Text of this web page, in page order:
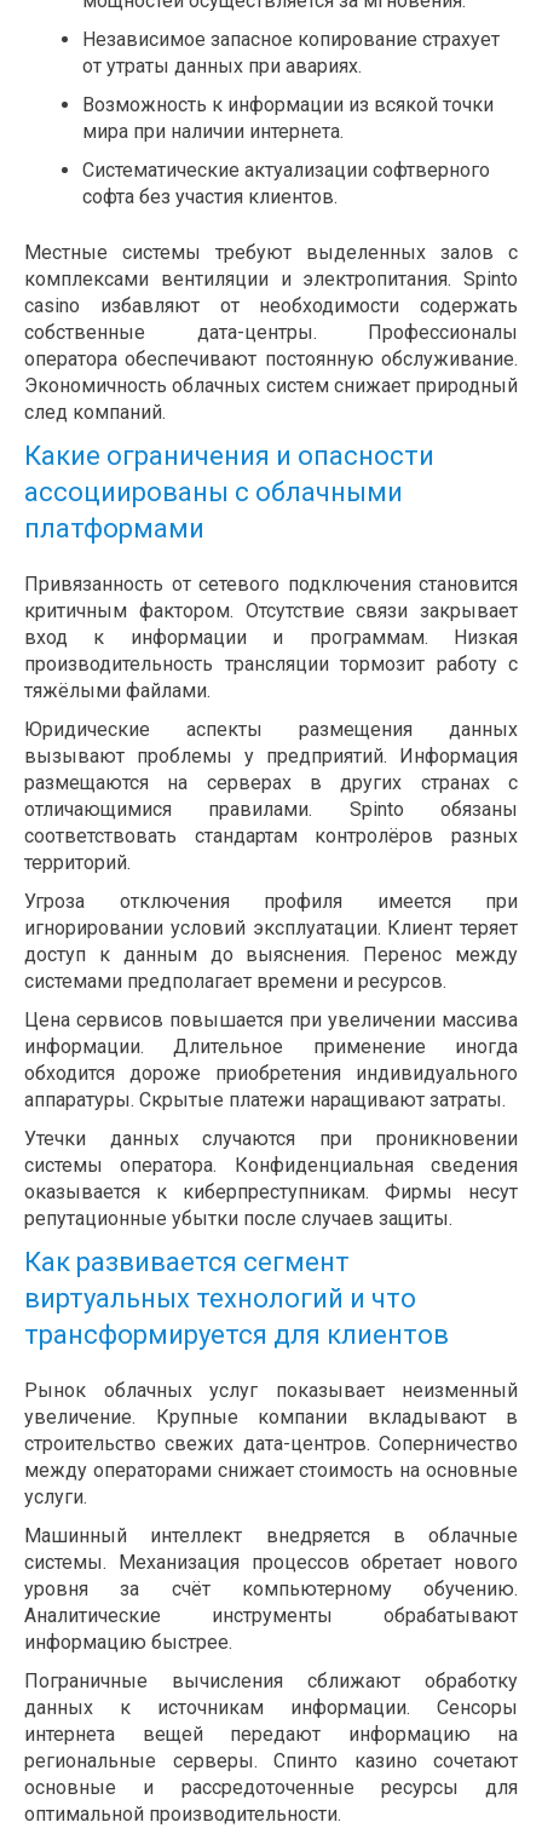
Независимое запасное копирование страхует
от утраты данных при авариях.
Возможность к информации из всякой точки
мира при наличии интернета.
Систематические актуализации софтверного
софта без участия клиентов.
Местные системы требуют выделенных залов с
комплексами вентиляции и электропитания. Spinto
casino избавляют от необходимости содержать
собственные дата-центры. Профессионалы
оператора обеспечивают постоянную обслуживание.
Экономичность облачных систем снижает природный
след компаний.
Какие ограничения и опасности
ассоциированы с облачными
платформами
Привязанность от сетевого подключения становится
критичным фактором. Отсутствие связи закрывает
вход к информации и программам. Низкая
производительность трансляции тормозит работу с
тяжёлыми файлами.
Юридические аспекты размещения данных
вызывают проблемы у предприятий. Информация
размещаются на серверах в других странах с
отличающимися правилами. Spinto обязаны
соответствовать стандартам контролёров разных
территорий.
Угроза отключения профиля имеется при
игнорировании условий эксплуатации. Клиент теряет
доступ к данным до выяснения. Перенос между
системами предполагает времени и ресурсов.
Цена сервисов повышается при увеличении массива
информации. Длительное применение иногда
обходится дороже приобретения индивидуального
аппаратуры. Скрытые платежи наращивают затраты.
Утечки данных случаются при проникновении
системы оператора. Конфиденциальная сведения
оказывается к киберпреступникам. Фирмы несут
репутационные убытки после случаев защиты.
Как развивается сегмент
виртуальных технологий и что
трансформируется для клиентов
Рынок облачных услуг показывает неизменный
увеличение. Крупные компании вкладывают в
строительство свежих дата-центров. Соперничество
между операторами снижает стоимость на основные
услуги.
Машинный интеллект внедряется в облачные
системы. Механизация процессов обретает нового
уровня за счёт компьютерному обучению.
Аналитические инструменты обрабатывают
информацию быстрее.
Пограничные вычисления сближают обработку
данных к источникам информации. Сенсоры
интернета вещей передают информацию на
региональные серверы. Спинто казино сочетают
основные и рассредоточенные ресурсы для
оптимальной производительности.